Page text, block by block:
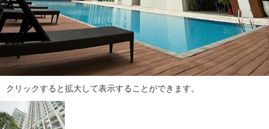
ま
す
。
フ
ッ
に
移
クリックすると拡大して表示することができます。